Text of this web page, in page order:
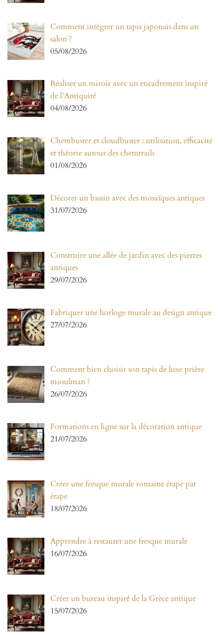
Comment intégrer un tapis japonais dans un
salon ?
05/08/2026
Réaliser un miroir avec un encadrement inspiré
de l’Antiquité
04/08/2026
Chembuster et cloudbuster : utilisation, efficacité
et théorie autour des chemtrails
01/08/2026
Décorer un bassin avec des mosaïques antiques
31/07/2026
Construire une allée de jardin avec des pierres
antiques
29/07/2026
Fabriquer une horloge murale au design antique
27/07/2026
Comment bien choisir son tapis de luxe prière
musulman ?
26/07/2026
Formations en ligne sur la décoration antique
21/07/2026
Créer une fresque murale romaine étape par
étape
18/07/2026
Apprendre à restaurer une fresque murale
16/07/2026
Créer un bureau inspiré de la Grèce antique
15/07/2026